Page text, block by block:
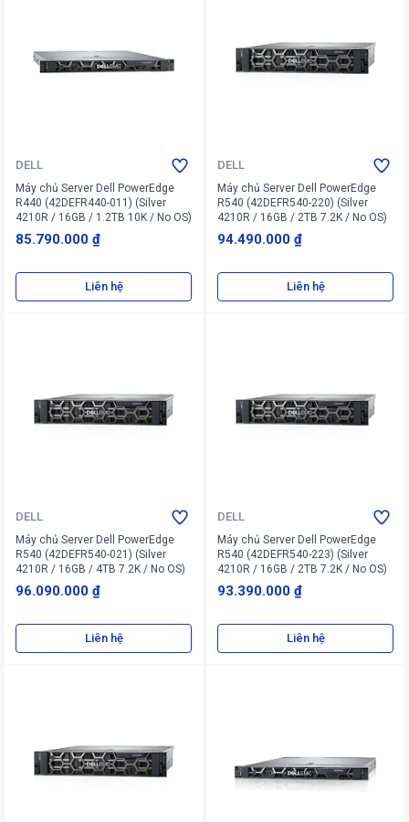
DELL
Máy chủ Server Dell PowerEdge
R440 (42DEFR440-011) (Silver
4210R / 16GB / 1.2TB 10K / No OS)
85.790.000 ₫
Liên hệ
DELL
Máy chủ Server Dell PowerEdge
R540 (42DEFR540-220) (Silver
4210R / 16GB / 2TB 7.2K / No OS)
94.490.000 ₫
Liên hệ
DELL
Máy chủ Server Dell PowerEdge
R540 (42DEFR540-021) (Silver
4210R / 16GB / 4TB 7.2K / No OS)
96.090.000 ₫
Liên hệ
DELL
Máy chủ Server Dell PowerEdge
R540 (42DEFR540-223) (Silver
4210R / 16GB / 2TB 7.2K / No OS)
93.390.000 ₫
Liên hệ